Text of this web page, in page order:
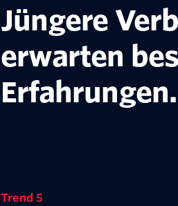
Jüngere
erwarten
Erfahrungen.
Trend 5